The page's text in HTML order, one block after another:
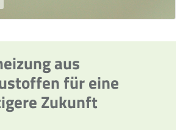
aus
für eine
Zukunft